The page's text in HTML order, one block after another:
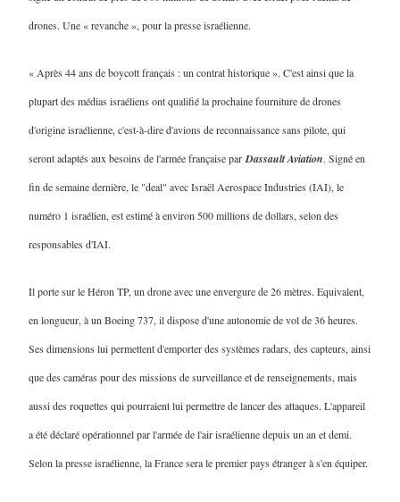
drones. Une « revanche », pour la presse israélienne.
« Après 44 ans de boycott français : un contrat historique ». C'est ainsi que la
plupart des médias israéliens ont qualifié la prochaine fourniture de drones
d'origine israélienne, c'est-à-dire d'avions de reconnaissance sans pilote, qui
seront adaptés aux besoins de l'armée française par Dassault Aviation. Signé en
fin de semaine dernière, le "deal" avec Israël Aerospace Industries (IAI), le
numéro 1 israélien, est estimé à environ 500 millions de dollars, selon des
responsables d'IAI.
Il porte sur le Héron TP, un drone avec une envergure de 26 mètres. Equivalent,
en longueur, à un Boeing 737, il dispose d'une autonomie de vol de 36 heures.
Ses dimensions lui permettent d'emporter des systèmes radars, des capteurs, ainsi
que des caméras pour des missions de surveillance et de renseignements, mais
aussi des roquettes qui pourraient lui permettre de lancer des attaques. L'appareil
a été déclaré opérationnel par l'armée de l'air israélienne depuis un an et demi.
Selon la presse israélienne, la France sera le premier pays étranger à s'en équiper.